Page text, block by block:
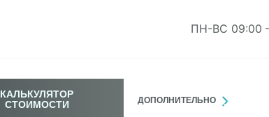
ПН-ВС 09:00
КАЛЬКУЛЯТОР
СТОИМОСТИ
ДОПОЛНИТЕЛЬНО